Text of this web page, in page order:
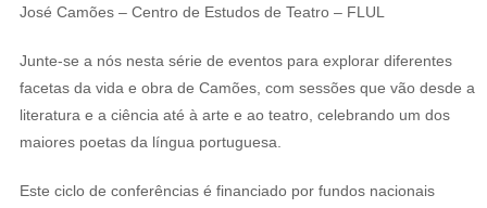
José Camões – Centro de Estudos de Teatro – FLUL
Junte-se a nós nesta série de eventos para explorar diferentes
facetas da vida e obra de Camões, com sessões que vão desde a
literatura e a ciência até à arte e ao teatro, celebrando um dos
maiores poetas da língua portuguesa.
Este ciclo de conferências é financiado por fundos nacionais